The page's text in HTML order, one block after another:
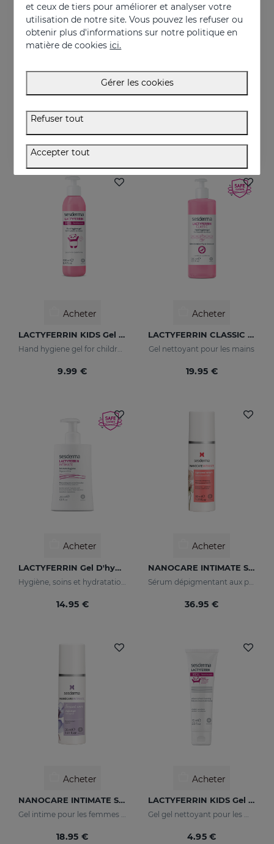
36.95 € 21.95 €
Acheter
LACTYFERRIN KIDS Gel Pour L'hygiène Des Mains 190ml
Hand hygiene gel for children
9.99 €
Acheter
LACTYFERRIN CLASSIC Gel Nettoyant Pour Les Mains 500ml
Gel nettoyant pour les mains
19.95 €
Acheter
LACTYFERRIN Gel D'hygiène Intime 200 Ml
14.95 €
Acheter
NANOCARE INTIMATE Sérum Éclaircissant
Sérum dépigmentant aux principes actifs qui améliorent le tonus et l'apparence de la zone intime.
36.95 €
Acheter
NANOCARE INTIMATE Sensual Care
Gel intime pour les femmes dont les principes actifs aident à augmenter la sensibilité de la zone intime.
18.95 €
Acheter
LACTYFERRIN KIDS Gel Nettoyant Des Mains 75ml
Gel gel nettoyant pour les mains pour les mains pour enfants
4.95 €
et ceux de tiers pour améliorer et analyser votre
utilisation de notre site. Vous pouvez les refuser ou
obtenir plus d'informations sur notre politique en
matière de cookies ici.
Gérer les cookies
Refuser tout
Accepter tout